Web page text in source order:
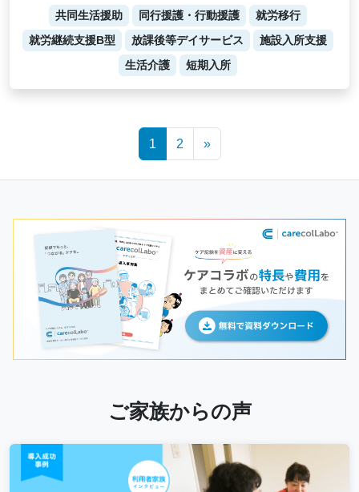
共同生活援助 同行援護・行動援護
就労移行
就労継続支援B型
放課後等デイサービス
施設入所支援
生活介護
短期入所
1 2 »
ご家族からの声